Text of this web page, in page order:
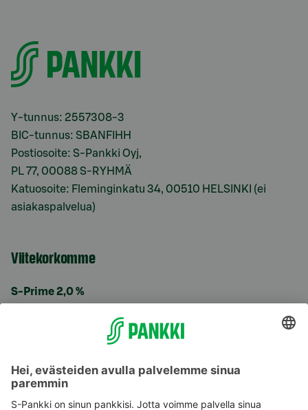
Y-tunnus: 2557308-3
BIC-tunnus: SBANFIHH
Postiosoite: S-Pankki Oyj,
PL 77, 00088 S-RYHMÄ
Katuosoite: Fleminginkatu 34, 00510 HELSINKI (ei
asiakaspalvelua)
Viitekorkomme
S-Prime 2,0 %